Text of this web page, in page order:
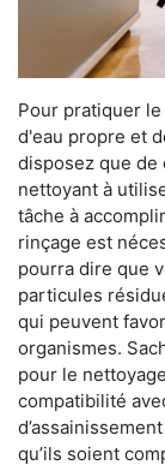
Pour pratiquer
d'eau propre et
disposez que de
nettoyant à
tâche à
rinçage est
pourra dire que
particules
qui peuvent
organismes.
pour le
compatibilité
qu’ils soient